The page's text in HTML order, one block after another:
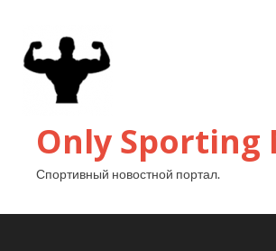
Only Sporting
Спортивный новостной портал.